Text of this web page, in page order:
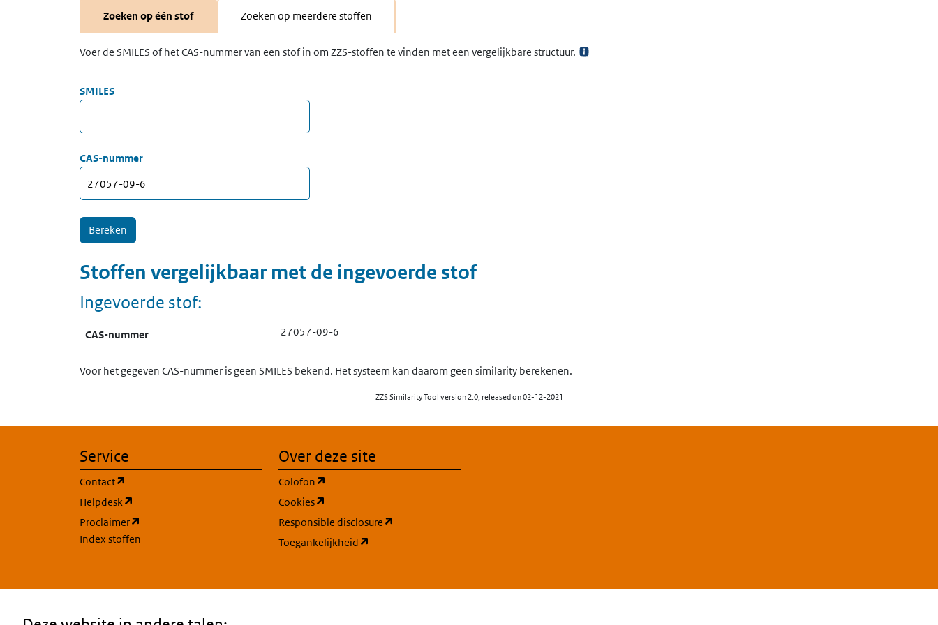
Zoeken op één stof Zoeken op meerdere stoffen
Voer de SMILES of het CAS-nummer van een stof in om ZZS-stoffen te vinden met een vergelijkbare structuur.
SMILES
CAS-nummer
Stoffen vergelijkbaar met de ingevoerde stof
Ingevoerde stof:
CAS-nummer 27057-09-6
Voor het gegeven CAS-nummer is geen SMILES bekend. Het systeem kan daarom geen similarity berekenen.
ZZS Similarity Tool version 2.0, released on 02-12-2021
Service
Contact
Helpdesk
Proclaimer
Index stoffen
Over deze site
Colofon
Cookies
Responsible disclosure
Toegankelijkheid